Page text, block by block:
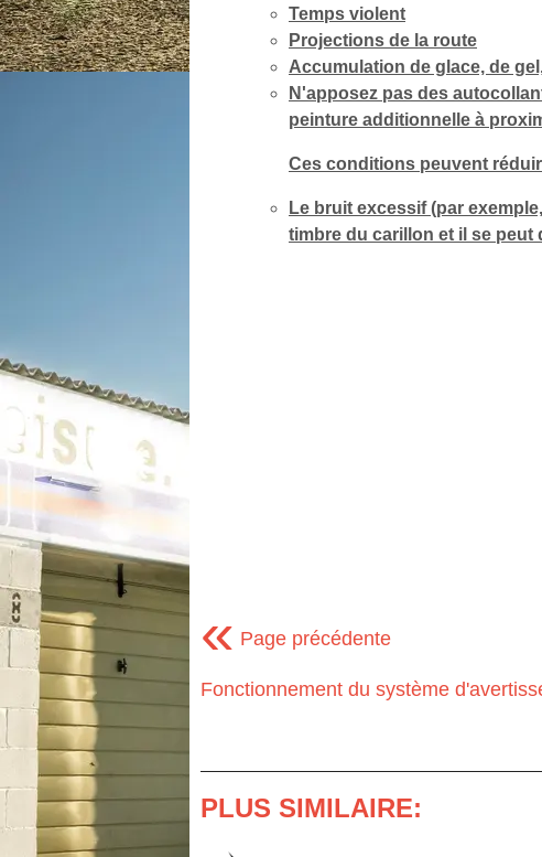
Temps violent
Projections de la route
Accumulation de glace, de
N'apposez pas des
peinture additionnelle à
Ces conditions peuvent
Le bruit excessif (par
timbre du carillon et il se peut
« Page précédente
Fonctionnement du système
PLUS SIMILAIRE: